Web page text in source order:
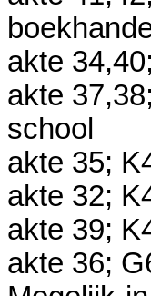
akte
akte
school
akte 35;
akte 32;
akte 39;
akte 36;